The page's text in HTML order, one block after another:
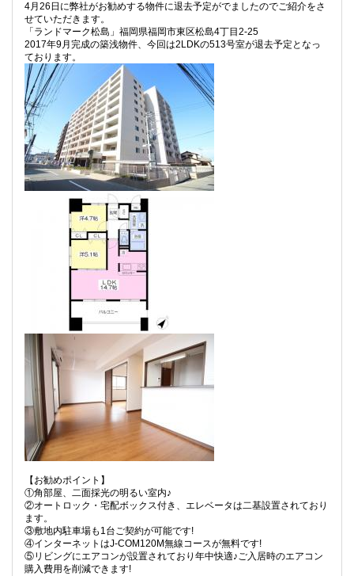
4月26日に弊社がお勧めする物件に退去予定がでましたのでご紹介をさ
せていただきます。
「ランドマーク松島」福岡県福岡市東区松島4丁目2-25
2017年9月完成の築浅物件、今回は2LDKの513号室が退去予定となっ
ております。
【お勧めポイント】
①角部屋、二面採光の明るい室内♪
②オートロック・宅配ボックス付き、エレベータは二基設置されており
ます。
③敷地内駐車場も1台ご契約が可能です!
④インターネットはJ-COM120M無線コースが無料です!
⑤リビングにエアコンが設置されており年中快適♪ご入居時のエアコン
購入費用を削減できます!